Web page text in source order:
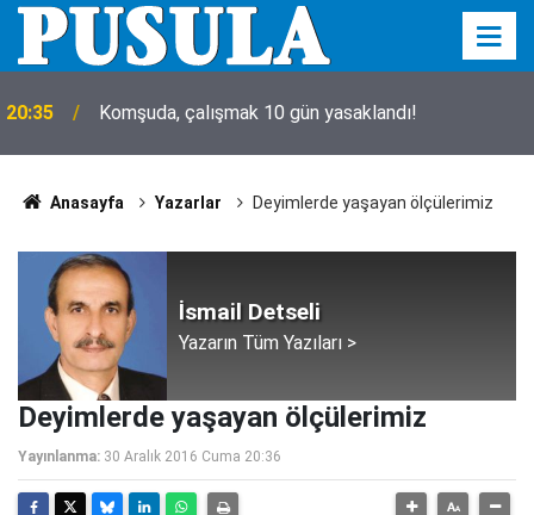
20:35 Komşuda, çalışmak 10 gün yasaklandı!
Anasayfa Yazarlar Deyimlerde yaşayan ölçülerimiz
İsmail Detseli
Yazarın Tüm Yazıları >
Deyimlerde yaşayan ölçülerimiz
Yayınlanma: 30 Aralık 2016 Cuma 20:36